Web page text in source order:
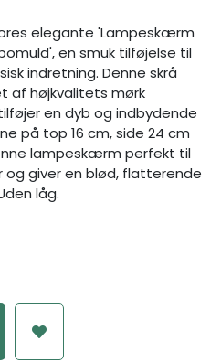
elegante 'Lampeskærm
en smuk tilføjelse til
indretning. Denne skrå
af højkvalitets mørk
en dyb og indbydende
på top 16 cm, side 24 cm
lampeskærm perfekt til
giver en blød, flatterende
låg.